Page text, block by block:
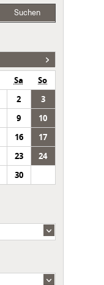
Suchen
Sa
So
2
3
9
10
16
17
23
24
30